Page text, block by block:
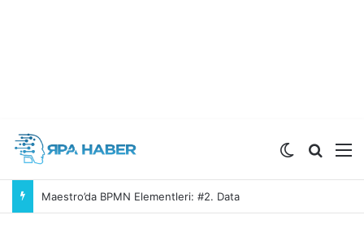
Dış
Maestro’da BPMN Elementleri: #2. Data